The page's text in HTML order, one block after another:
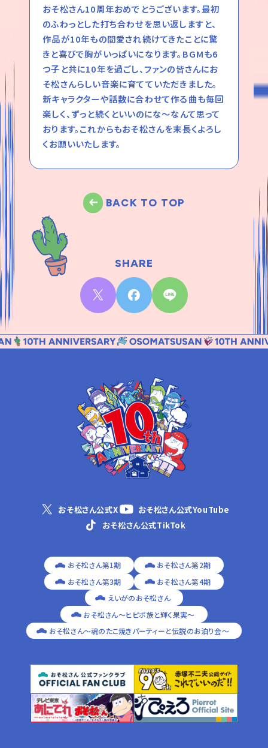
おそ松さん10周年おめでとうございます。最初
のふわっとした打ち合わせを思い返しますと、
作品が10年もの間愛され続けてきたことに驚
きと喜びで胸がいっぱいになります。BGMも6
つ子と共に10年を過ごし、ファンの皆さんにお
そ松さんらしい音楽に育てていただきました。
新キャラクターや話数に合わせて作る曲も毎回
楽しく、ずっと続くといいのにな〜なんて思って
おります。これからもおそ松さんを末長くよろし
くお願いいたします。
BACK TO TOP
SHARE
おそ松さん公式X
おそ松さん公式YouTube
おそ松さん公式TikTok
おそ松さん第1期
おそ松さん第2期
おそ松さん第3期
おそ松さん第4期
えいがのおそ松さん
おそ松さん～ヒピポ族と輝く果実～
おそ松さん～魂のたこ焼きパーティーと伝説のお泊り会～